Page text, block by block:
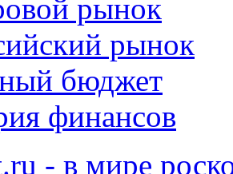
рынок
рынок
бюджет
финансов
- в мире